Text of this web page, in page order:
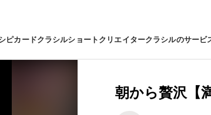
ピカードクラシルショートクリエイタークラシルのサービ
朝から贅沢【